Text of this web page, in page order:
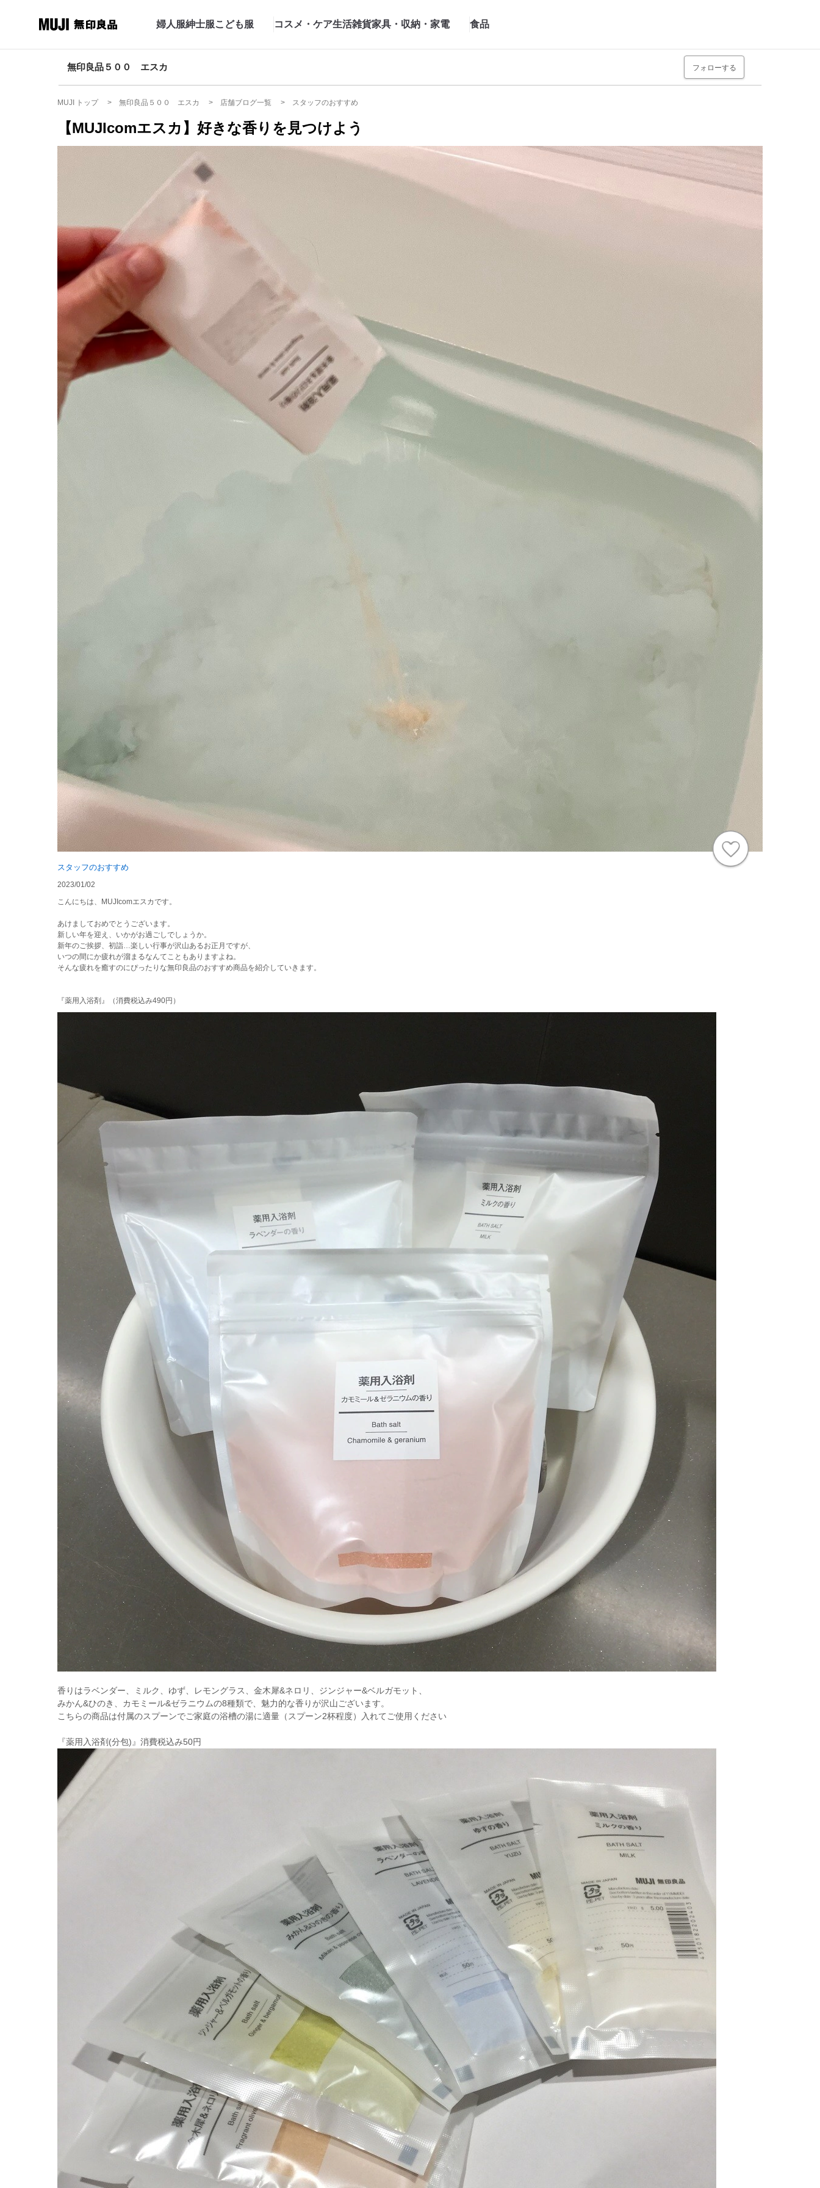
婦人服紳士服こども服 コスメ・ケア生活雑貨家具・収納・家電 食品
無印良品５００ エスカ フォローする
MUJI トップ 無印良品５００ エスカ 店舗ブログ一覧 スタッフのおすすめ
【MUJIcomエスカ】好きな香りを見つけよう
スタッフのおすすめ
2023/01/02
こんにちは、MUJIcomエスカです。
あけましておめでとうございます。
新しい年を迎え、いかがお過ごしでしょうか。
新年のご挨拶、初詣…楽しい行事が沢山あるお正月ですが、
いつの間にか疲れが溜まるなんてこともありますよね。
そんな疲れを癒すのにぴったりな無印良品のおすすめ商品を紹介していきます。
『薬用入浴剤』（消費税込み490円）
香りはラベンダー、ミルク、ゆず、レモングラス、金木犀&ネロリ、ジンジャー&ベルガモット、
みかん&ひのき、カモミール&ゼラニウムの8種類で、魅力的な香りが沢山ございます。
こちらの商品は付属のスプーンでご家庭の浴槽の湯に適量（スプーン2杯程度）入れてご使用ください
『薬用入浴剤(分包)』消費税込み50円